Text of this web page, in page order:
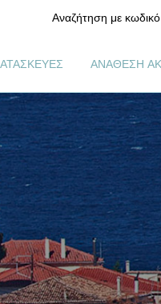
Αναζήτηση με κωδικό
ΑΝΑΘΕΣΗ